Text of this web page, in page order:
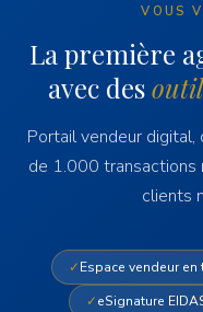
VOUS
La première
avec des
Portail vendeur
de 1.000 transactions
clients
✓Espace vendeur
✓eSignature